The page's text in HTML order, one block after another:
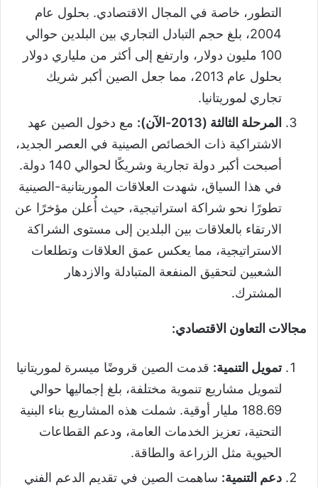
التطور، خاصة في المجال الاقتصادي. بحلول عام
2004، بلغ حجم التبادل التجاري بين البلدين حوالي
100 مليون دولار، وارتفع إلى أكثر من ملياري دولار
بحلول عام 2013، مما جعل الصين أكبر شريك
تجاري لموريتانيا.
المرحلة الثالثة (2013-الآن):
مع دخول الصين عهد
الاشتراكية ذات الخصائص الصينية في العصر الجديد،
أصبحت أكبر دولة تجارية وشريكًا لحوالي 140 دولة.
في هذا السياق، شهدت العلاقات الموريتانية-الصينية
تطورًا نحو شراكة استراتيجية، حيث أُعلن مؤخرًا عن
الارتقاء بالعلاقات بين البلدين إلى مستوى الشراكة
الاستراتيجية، مما يعكس عمق العلاقات وتطلعات
الشعبين لتحقيق المنفعة المتبادلة والازدهار
المشترك.
مجالات التعاون الاقتصادي:
تمويل التنمية: قدمت الصين قروضًا ميسرة لموريتانيا
لتمويل مشاريع تنموية مختلفة، بلغ إجماليها حوالي
188.69 مليار أوقية. شملت هذه المشاريع بناء البنية
التحتية، تعزيز الخدمات العامة، ودعم القطاعات
الحيوية مثل الزراعة والطاقة.
دعم التنمية: ساهمت الصين في تقديم الدعم الفني